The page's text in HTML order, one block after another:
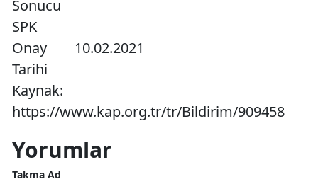
Sonucu
SPK
Onay
Tarihi
10.02.2021
Kaynak:
https://www.kap.org.tr/tr/Bildirim/909458
Yorumlar
Takma Ad